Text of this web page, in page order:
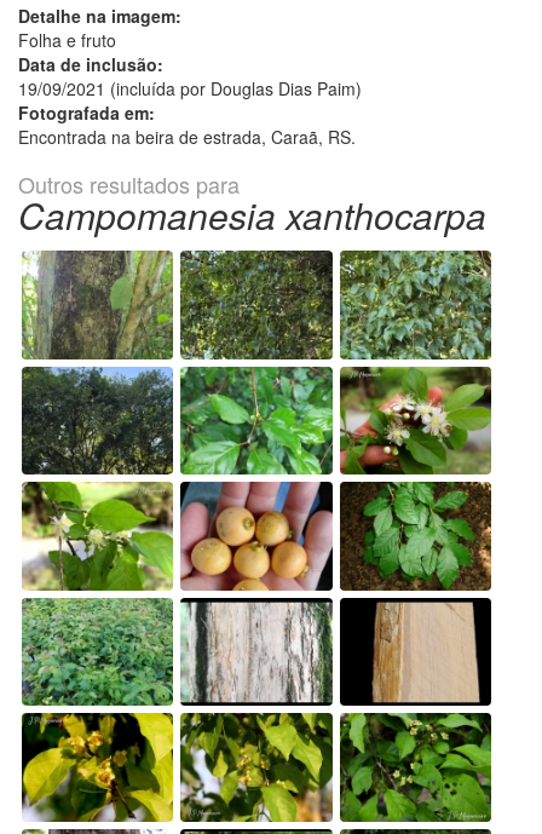
Detalhe na imagem:
Folha e fruto
Data de inclusão:
19/09/2021 (incluída por Douglas Dias Paim)
Fotografada em:
Encontrada na beira de estrada, Caraã, RS.
Outros resultados para
Campomanesia xanthocarpa